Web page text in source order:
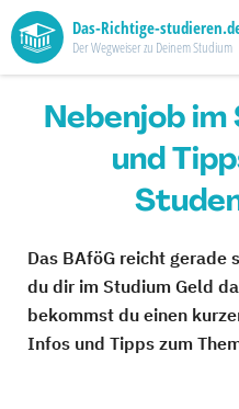
Das-Richtige-
Der Wegweiser zu Deinem Studium
Nebenjob
und
Das BAföG reicht gerade
du dir im Studium Geld
bekommst du einen
Infos und Tipps zum